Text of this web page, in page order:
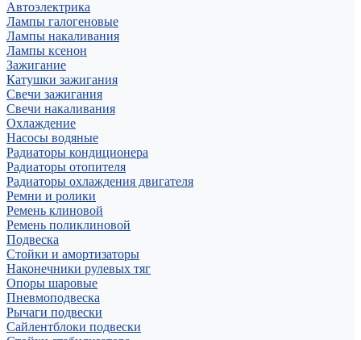
Автоэлектрика
Лампы галогеновые
Лампы накаливания
Лампы ксенон
Зажигание
Катушки зажигания
Свечи зажигания
Свечи накаливания
Охлаждение
Насосы водяные
Радиаторы кондиционера
Радиаторы отопителя
Радиаторы охлаждения двигателя
Ремни и ролики
Ремень клиновой
Ремень поликлиновой
Подвеска
Стойки и амортизаторы
Наконечники рулевых тяг
Опоры шаровые
Пневмоподвеска
Рычаги подвески
Сайлентблоки подвески